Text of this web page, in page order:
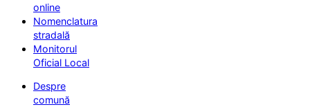
online
Nomenclatura
stradală
Monitorul
Oficial Local
Despre
comună